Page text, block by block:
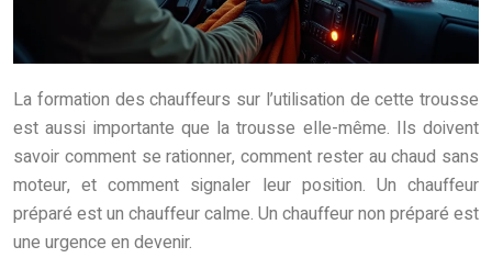
La formation des chauffeurs sur l’utilisation de cette trousse
est aussi importante que la trousse elle-même. Ils doivent
savoir comment se rationner, comment rester au chaud sans
moteur, et comment signaler leur position. Un chauffeur
préparé est un chauffeur calme. Un chauffeur non préparé est
une urgence en devenir.